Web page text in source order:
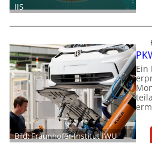
IIS
Bild: Fraunhofer-Institut IWU
Ein